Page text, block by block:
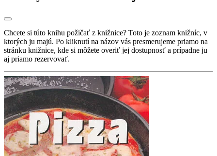
Chcete si túto knihu požičať z knižnice? Toto je zoznam knižníc, v
ktorých ju majú. Po kliknutí na názov vás presmerujeme priamo na
stránku knižnice, kde si môžete overiť jej dostupnosť a prípadne ju
aj priamo rezervovať.